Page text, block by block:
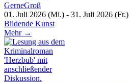
GerneGroß
01. Juli 2026 (Mi.) - 31. Juli 2026 (Fr.)
Bildende Kunst
Mehr →